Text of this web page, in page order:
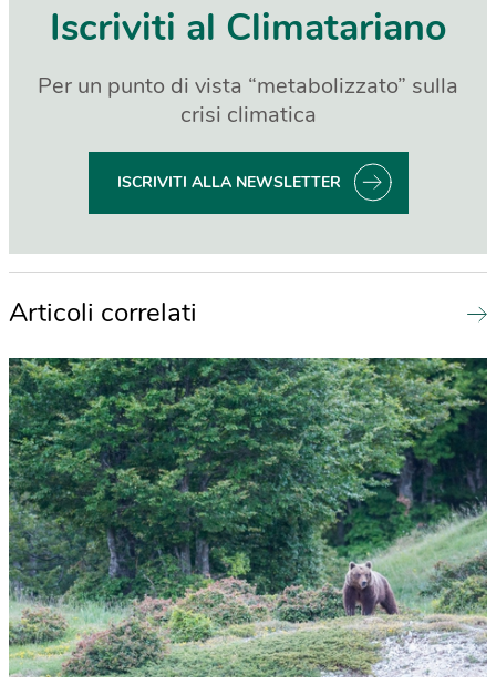
Iscriviti al Climatariano
Per un punto di vista “metabolizzato” sulla
crisi climatica
ISCRIVITI ALLA NEWSLETTER
Articoli correlati